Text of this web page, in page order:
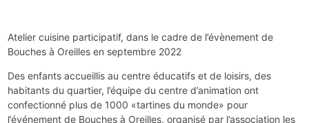
Atelier cuisine participatif, dans le cadre de l’évènement de
Bouches à Oreilles en septembre 2022
Des enfants accueillis au centre éducatifs et de loisirs, des
habitants du quartier, l’équipe du centre d’animation ont
confectionné plus de 1000 «tartines du monde» pour
l’événement de Bouches à Oreilles, organisé par l’association les